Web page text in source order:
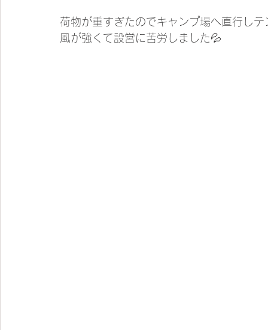
荷物が重すぎたのでキャンプ場へ直行しテ
風が強くて設営に苦労しました💦